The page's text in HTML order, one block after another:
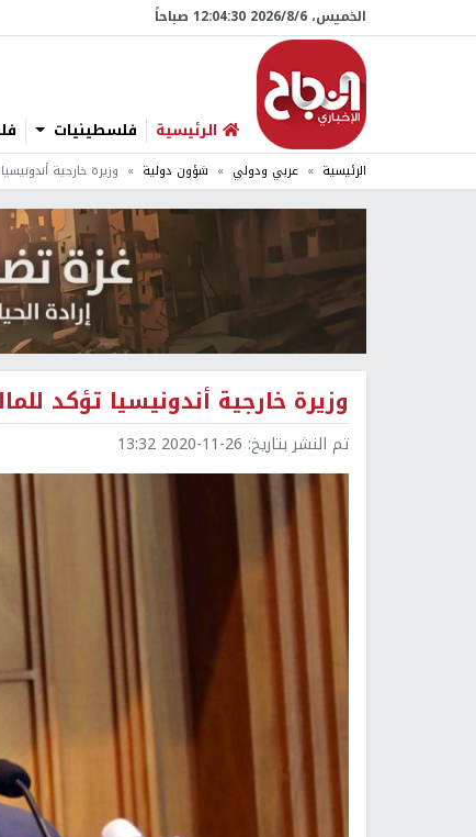
الخميس، 6/‏8/‏2026 12:04:31 صباحاً
الرئيسية فلسطينيات
الرئيسية عربي ودولي شؤون دولية وزيرة خارجية
وزيرة خارجية أندونيسيا تؤكد
تم النشر بتاريخ: 2020-11-26 13:32